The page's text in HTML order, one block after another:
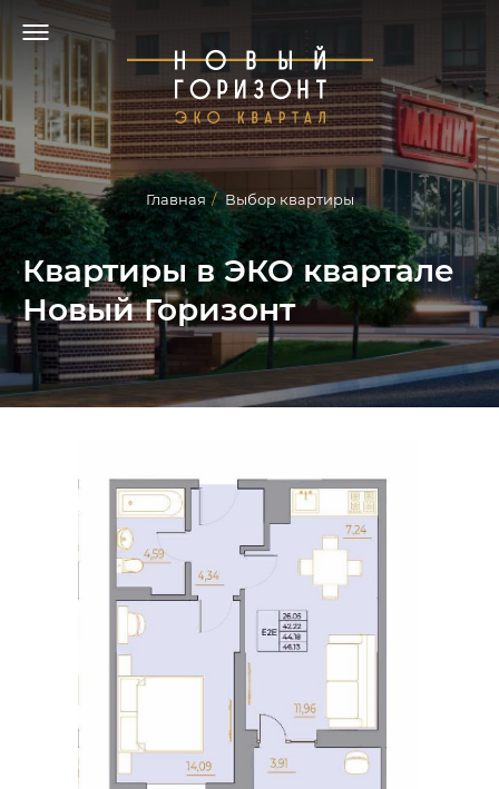
Главная / Выбор квартиры
Квартиры в ЭКО квартале
Новый Горизонт